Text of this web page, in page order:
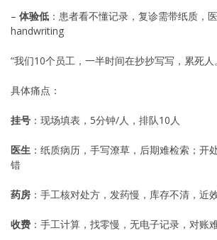
– 体验低 ：患者看不懂记录，复诊需带纸质，
handwriting
“我们10个员工，一半时间在抄抄写写，累死人
具体痛点：
挂号 ：现场填表，5分钟/人，排队10人
医生 ：纸质病历，手写潦草，后期难检索；开
错
药房 ：手工核对处方，发药慢，库存不清，近
收费 ：手工计算，找零慢，无电子记录，对账